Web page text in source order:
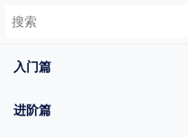
入门篇
进阶篇